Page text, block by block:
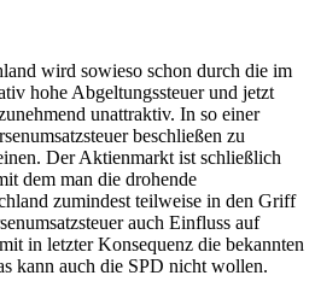
wird sowieso schon durch die im
hohe Abgeltungssteuer und jetzt
unattraktiv. In so einer
beschließen zu
Der Aktienmarkt ist schließlich
dem man die drohende
zumindest teilweise in den Griff
auch Einfluss auf
in letzter Konsequenz die bekannten
kann auch die SPD nicht wollen.